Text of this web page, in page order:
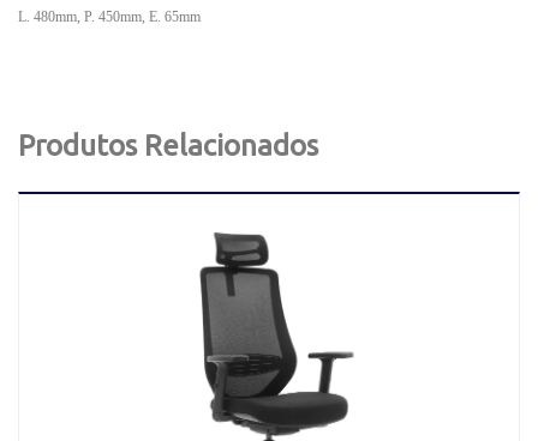
L. 480mm, P. 450mm, E. 65mm
Produtos Relacionados